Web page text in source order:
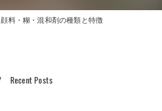
顔料・糊・混和剤の種類と特徴
Recent Posts